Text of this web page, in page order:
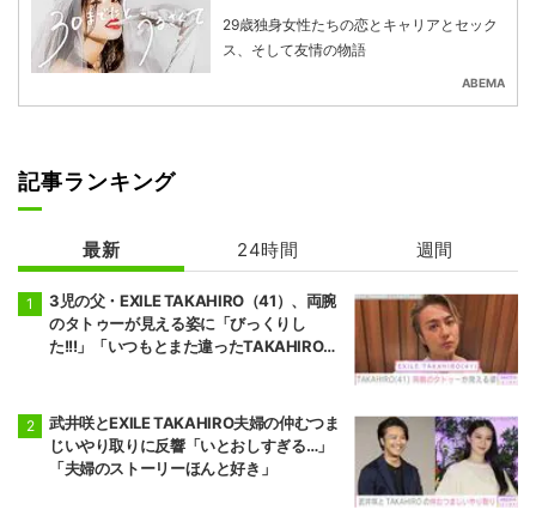
29歳独身女性たちの恋とキャリアとセック
ス、そして友情の物語
ABEMA
記事ランキング
最新 24時間 週間
3児の父・EXILE TAKAHIRO（41）、両腕
のタトゥーが見える姿に「びっくりし
た!!!」「いつもとまた違ったTAKAHIROさ
武井咲とEXILE TAKAHIRO夫婦の仲むつま
じいやり取りに反響「いとおしすぎる…」
「夫婦のストーリーほんと好き」